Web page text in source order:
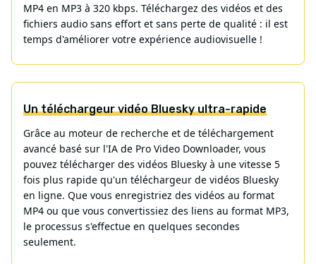
MP4 en MP3 à 320 kbps. Téléchargez des vidéos et des
fichiers audio sans effort et sans perte de qualité : il est
temps d'améliorer votre expérience audiovisuelle !
Un téléchargeur vidéo Bluesky ultra-rapide
Grâce au moteur de recherche et de téléchargement
avancé basé sur l'IA de Pro Video Downloader, vous
pouvez télécharger des vidéos Bluesky à une vitesse 5
fois plus rapide qu'un téléchargeur de vidéos Bluesky
en ligne. Que vous enregistriez des vidéos au format
MP4 ou que vous convertissiez des liens au format MP3,
le processus s'effectue en quelques secondes
seulement.